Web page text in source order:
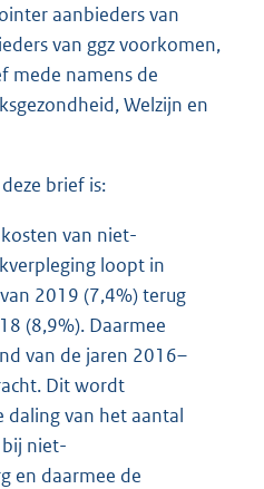
aanbieders van
van ggz voorkomen,
mede namens de
Welzijn en
brief is:
van niet-
loopt in
2019 (7,4%) terug
(8,9%). Daarmee
van de jaren 2016–
Dit wordt
daling van het aantal
niet-
en daarmee de